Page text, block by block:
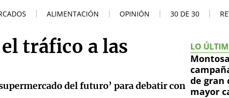
ALIMENTACIÓN OPINIÓN 30 DE 30
tráfico a las
del futuro’ para debatir con
LO
de gran
mayor